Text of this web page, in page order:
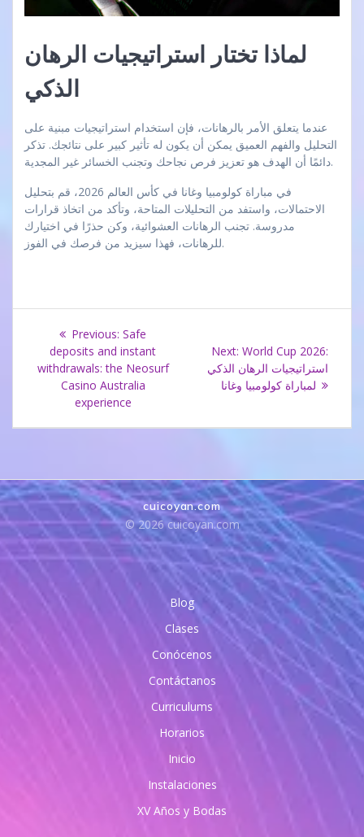
لماذا تختار استراتيجيات الرهان
الذكي
عندما يتعلق الأمر بالرهانات، فإن استخدام استراتيجيات مبنية على
التحليل والفهم العميق يمكن أن يكون له تأثير كبير على نتائجك. تذكر
دائمًا أن الهدف هو تعزيز فرص نجاحك وتجنب الخسائر غير المجدية.
في مباراة كولومبيا وغانا في كأس العالم 2026، قم بتحليل
الاحتمالات، واستفد من التحليلات المتاحة، وتأكد من اتخاذ قرارات
مدروسة. تجنب الرهانات العشوائية، وكن حذرًا في اختيارك
للرهانات، فهذا سيزيد من فرصك في الفوز.
Navegación
entradas
Previous: Previous
post:
Safe
deposits and instant
withdrawals: the Neosurf
Casino Australia
experience
Next: Next
post:
World Cup 2026:
استراتيجيات الرهان الذكي
لمباراة كولومبيا وغانا
cuicoyan.com
© 2026 cuicoyan.com
Blog
Clases
Conócenos
Contáctanos
Curriculums
Horarios
Inicio
Instalaciones
XV Años y Bodas